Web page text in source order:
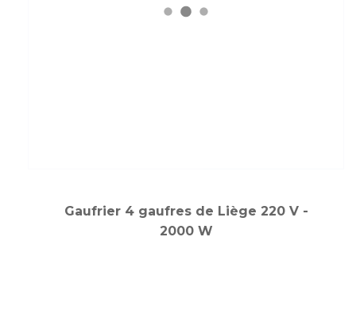
Gaufrier 4 gaufres de Liège 220 V -
2000 W